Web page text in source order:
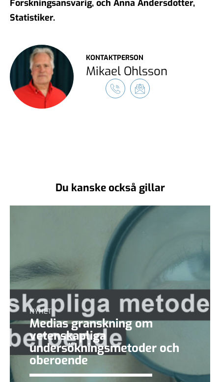
Forskningsansvarig, och Anna Andersdotter,
Statistiker.
KONTAKTPERSON
Mikael Ohlsson
Du kanske också gillar
NYHET
Medias granskning om
vetenskapliga
undersökningsmetoder och
oberoende